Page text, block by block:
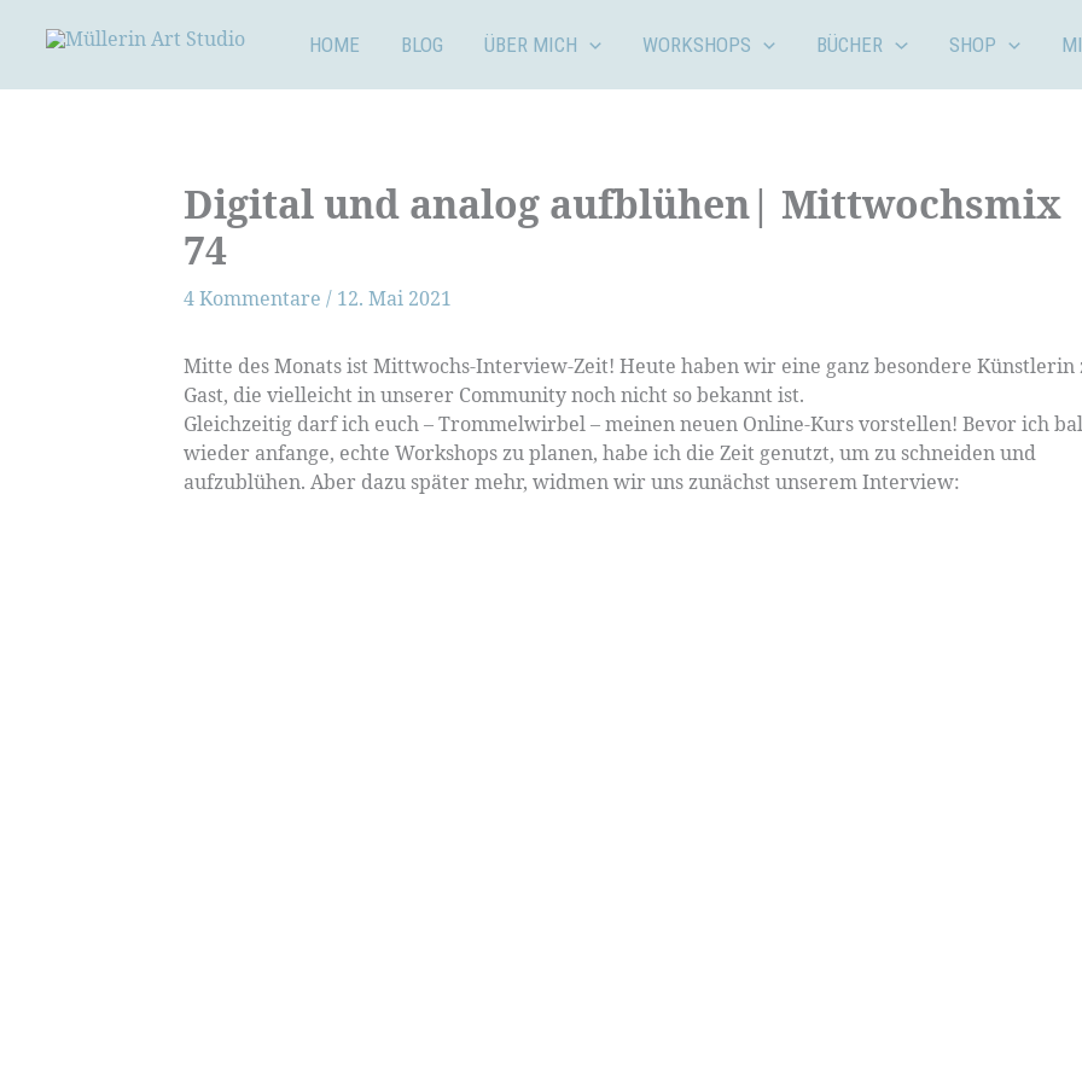
Inhalt
HOME BLOG ÜBER MICH WORKSHOPS BÜCHER SHOP
Digital und analog aufblühen| Mittwochsmix
74
4 Kommentare / 12. Mai 2021
Mitte des Monats ist Mittwochs-Interview-Zeit! Heute haben wir eine ganz besondere Künstlerin
Gast, die vielleicht in unserer Community noch nicht so bekannt ist.
Gleichzeitig darf ich euch – Trommelwirbel – meinen neuen Online-Kurs vorstellen! Bevor ich
wieder anfange, echte Workshops zu planen, habe ich die Zeit genutzt, um zu schneiden und
aufzublühen. Aber dazu später mehr, widmen wir uns zunächst unserem Interview: